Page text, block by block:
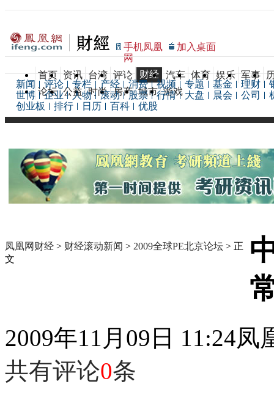
手机凤凰
网
加入桌面
首页 资讯 台湾 评论 财经 汽车 体育 娱乐 军事
论坛 公益 时尚 房产 城市 游戏
新闻 评论 专栏 产经 消费 视频 专题 基金 理财
世博
企业 人物 滚动 股票 行情 大盘 晨会 公司
创业板
排行 日历 百科 优股
凤凰网财经 > 财经滚动新闻 > 2009全球PE北京论坛 > 正
文
2009年11月09日 11:24凤
共有评论0条